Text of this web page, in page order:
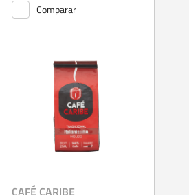
Comparar
CAFÉ CARIBE